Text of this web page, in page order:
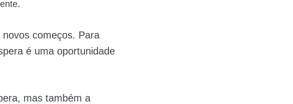
.
começos. Para
é uma oportunidade
mas também a